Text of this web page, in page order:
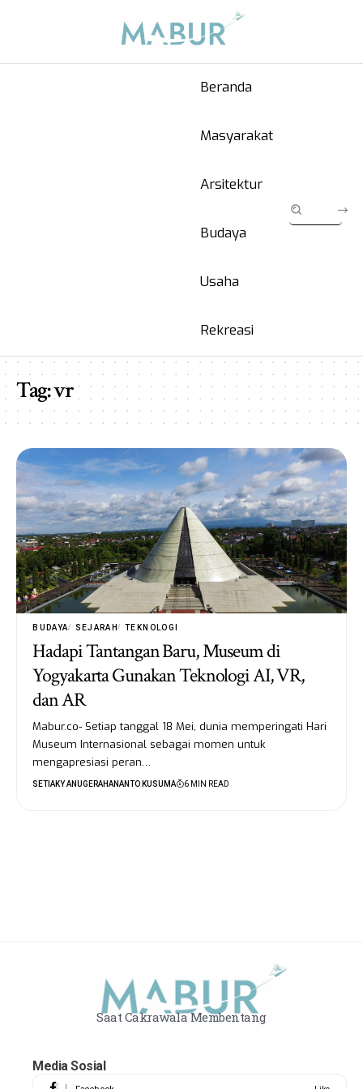
Beranda
Masyarakat
Arsitektur
Budaya
Usaha
Rekreasi
Tag:vr
BUDAYA SEJARAH TEKNOLOGI
Hadapi Tantangan Baru, Museum di
Yogyakarta Gunakan Teknologi AI, VR,
dan AR
Mabur.co- Setiap tanggal 18 Mei, dunia memperingati Hari
Museum Internasional sebagai momen untuk
mengapresiasi peran…
SETIAKY ANUGERAHANANTO KUSUMA 6 MIN READ
Saat Cakrawala Membentang
Media Sosial